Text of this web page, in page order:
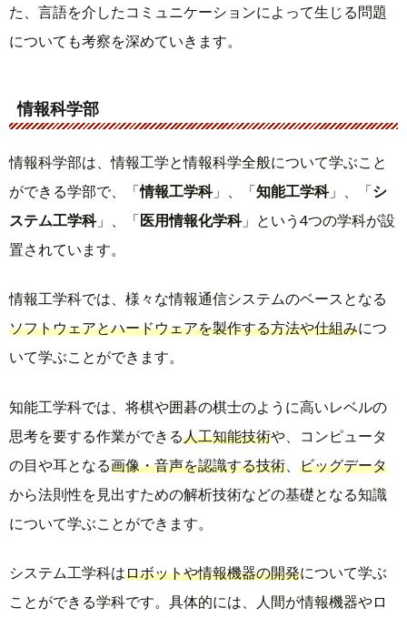
た、言語を介したコミュニケーションによって生じる問題
についても考察を深めていきます。
情報科学部
情報科学部は、情報工学と情報科学全般について学ぶこと
ができる学部で、「情報工学科」、「知能工学科」、「シ
ステム工学科」、「医用情報化学科」という4つの学科が設
置されています。
情報工学科では、様々な情報通信システムのベースとなる
ソフトウェアとハードウェアを製作する方法や仕組みにつ
いて学ぶことができます。
知能工学科では、将棋や囲碁の棋士のように高いレベルの
思考を要する作業ができる人工知能技術や、コンピュータ
の目や耳となる画像・音声を認識する技術
ビッグデータ
から法則性を見出すための解析技術などの基礎となる知識
について学ぶことができます。
システム工学科はロボットや情報機器の開発について学ぶ
ことができる学科です。具体的には、人間が情報機器やロ